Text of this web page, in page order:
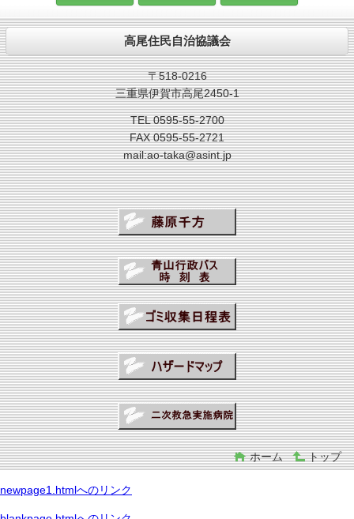
高尾住民自治協議会
〒518-0216
三重県伊賀市高尾2450-1
TEL 0595-55-2700
FAX 0595-55-2721
mail:ao-taka@asint.jp
ホーム トップ
newpage1.htmlへのリンク